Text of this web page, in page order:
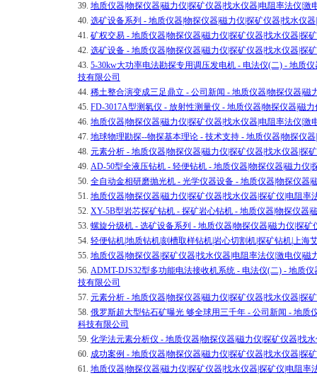
39. 地质仪器|物探仪器|磁力仪|探矿仪器|找水仪器|电阻率法仪|
40. 选矿设备系列 - 地质仪器|物探仪器|磁力仪|探矿仪器|找水仪
41. 矿权交易 - 地质仪器|物探仪器|磁力仪|探矿仪器|找水仪器|探
42. 选矿设备 - 地质仪器|物探仪器|磁力仪|探矿仪器|找水仪器|探
43. 5-30kw大功率电法勘探专用调压发电机 - 电法仪(二) - 地质
技有限公司
44. 稀土整合演变成三足鼎立 - 公司新闻 - 地质仪器|物探仪器|
45. FD-3017A型测氡仪 - 放射性测量仪 - 地质仪器|物探仪器|磁
46. 地质仪器|物探仪器|磁力仪|探矿仪器|找水仪器|电阻率法仪|
47. 地球物理勘探--物探基本理论 - 技术支持 - 地质仪器|物探仪
48. 元素分析 - 地质仪器|物探仪器|磁力仪|探矿仪器|找水仪器|探
49. AD-50型全液压钻机 - 轻便钻机 - 地质仪器|物探仪器|磁力仪
50. 全自动金相研磨抛光机 - 光学仪器设备 - 地质仪器|物探仪器
51. 地质仪器|物探仪器|磁力仪|探矿仪器|找水仪器|探矿仪|电阻
52. XY-5B型岩芯探矿钻机 - 探矿岩心钻机 - 地质仪器|物探仪器|
53. 螺旋分级机 - 选矿设备系列 - 地质仪器|物探仪器|磁力仪|探
54. 轻便钻机|地质钻机|刻槽取样钻机|岩心切割机|探矿钻机|上海
55. 地质仪器|物探仪器|探矿仪器|找水仪器|电阻率法仪|激电仪|磁
56. ADMT-DJS32型多功能电法接收机系统 - 电法仪(二) - 地质
技有限公司
57. 元素分析 - 地质仪器|物探仪器|磁力仪|探矿仪器|找水仪器|探
58. 俄罗斯超大型钻石矿曝光 够全球用三千年 - 公司新闻 - 地质
科技有限公司
59. 化学法元素分析仪 - 地质仪器|物探仪器|磁力仪|探矿仪器|找
60. 成功案例 - 地质仪器|物探仪器|磁力仪|探矿仪器|找水仪器|探
61. 地质仪器|物探仪器|磁力仪|探矿仪器|找水仪器|探矿仪|电阻